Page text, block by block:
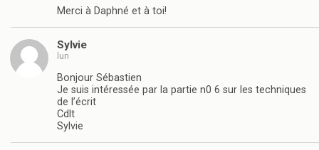
Merci à Daphné et à toi!
Sylvie
lun
Bonjour Sébastien
Je suis intéressée par la partie n0 6 sur les techniques
de l’écrit
Cdlt
Sylvie